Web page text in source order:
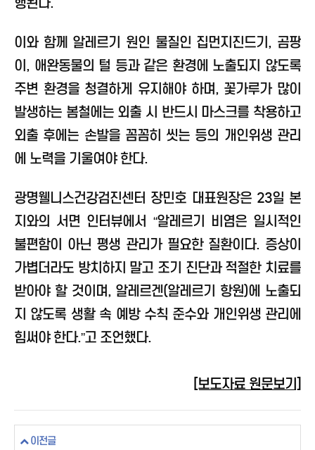
이와 함께 알레르기 원인 물질인 집먼지진드기, 곰팡
이, 애완동물의 털 등과 같은 환경에 노출되지 않도록
주변 환경을 청결하게 유지해야 하며, 꽃가루가 많이
발생하는 봄철에는 외출 시 반드시 마스크를 착용하고
외출 후에는 손발을 꼼꼼히 씻는 등의 개인위생 관리
에 노력을 기울여야 한다.
광명웰니스건강검진센터 장민호 대표원장은 23일 본
지와의 서면 인터뷰에서 “알레르기 비염은 일시적인
불편함이 아닌 평생 관리가 필요한 질환이다. 증상이
가볍더라도 방치하지 말고 조기 진단과 적절한 치료를
받아야 할 것이며, 알레르겐(알레르기 항원)에 노출되
지 않도록 생활 속 예방 수칙 준수와 개인위생 관리에
힘써야 한다.”고 조언했다.
[보도자료 원문보기]
이전글